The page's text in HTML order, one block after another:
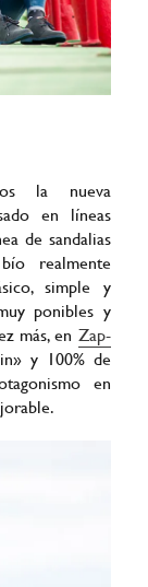
la nueva
en líneas
de sandalias
realmente
simple y
ponibles y
más, en Zap-
y 100% de
en